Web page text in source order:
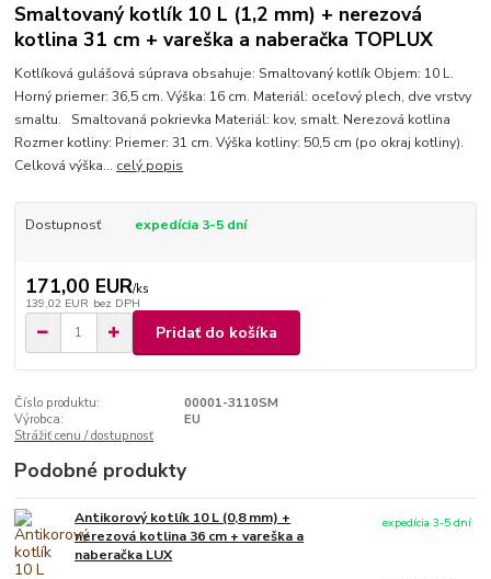
Smaltovaný kotlík 10 L (1,2 mm) + nerezová
kotlina 31 cm + vareška a naberačka TOPLUX
Kotlíková gulášová súprava obsahuje: Smaltovaný kotlík Objem: 10 L.
Horný priemer: 36,5 cm. Výška: 16 cm. Materiál: oceľový plech, dve vrstvy
smaltu. Smaltovaná pokrievka Materiál: kov, smalt. Nerezová kotlina
Rozmer kotliny: Priemer: 31 cm. Výška kotliny: 50,5 cm (po okraj kotliny).
Celková výška... celý popis
Dostupnosť expedícia 3-5 dní
171,00 EUR/ks
139,02 EUR bez DPH
Pridať do košíka
Číslo produktu:
00001-3110SM
Výrobca:
EU
Strážiť cenu / dostupnosť
Podobné produkty
Antikorový kotlík 10 L (0,8 mm) +
nerezová kotlina 36 cm + vareška a
naberačka LUX
expedícia 3-5 dní